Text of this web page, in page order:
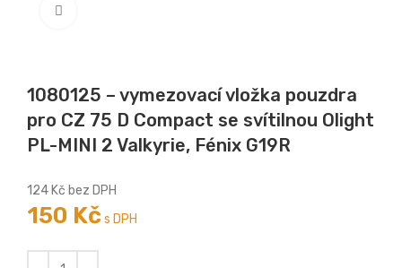
1080125 – vymezovací vložka pouzdra
pro CZ 75 D Compact se svítilnou Olight
PL-MINI 2 Valkyrie, Fénix G19R
124 Kč bez DPH
150 Kč s DPH